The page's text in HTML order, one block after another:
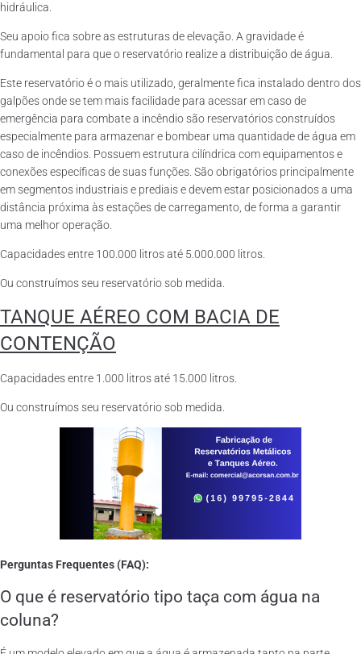
hidráulica.
Seu apoio fica sobre as estruturas de elevação. A gravidade é
fundamental para que o reservatório realize a distribuição de água.
Este reservatório é o mais utilizado, geralmente fica instalado dentro dos
galpões onde se tem mais facilidade para acessar em caso de
emergência para combate a incêndio são reservatórios construídos
especialmente para armazenar e bombear uma quantidade de água em
caso de incêndios. Possuem estrutura cilíndrica com equipamentos e
conexões específicas de suas funções. São obrigatórios principalmente
em segmentos industriais e prediais e devem estar posicionados a uma
distância próxima às estações de carregamento, de forma a garantir
uma melhor operação.
Capacidades entre 100.000 litros até 5.000.000 litros.
Ou construímos seu reservatório sob medida.
TANQUE AÉREO COM BACIA DE
CONTENÇÃO
Capacidades entre 1.000 litros até 15.000 litros.
Ou construímos seu reservatório sob medida.
Perguntas Frequentes (FAQ):
O que é reservatório tipo taça com água na
coluna?